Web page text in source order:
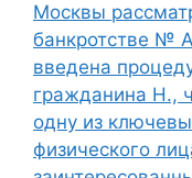
Москвы
банкротстве №
введена
гражданина Н.,
одну из
физического